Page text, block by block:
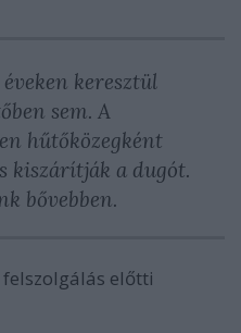
keresztül
sem. A
hűtőközegként
kiszárítják a dugót.
bővebben.
előtti